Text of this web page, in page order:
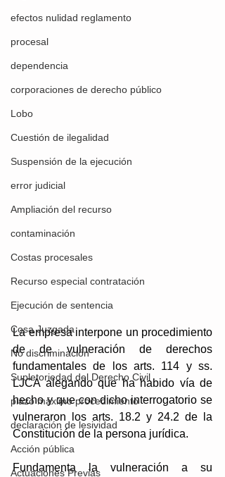
efectos nulidad reglamento
procesal
dependencia
corporaciones de derecho público
Lobo
Cuestión de ilegalidad
Suspensión de la ejecución
error judicial
Ampliación del recurso
contaminación
Costas procesales
Recurso especial contratación
Ejecución de sentencia
Cosa Juzgada
No discriminación
Supletoriedad del Derecho Civil
plazo máximo procedimiento
declaración de lesividad
Acción pública
Actuaciones Previas
La empresa interpone un procedimiento
de de vulneración de derechos
fundamentales de los arts. 114 y ss.
LJCA alegando que ha habido vía de
hecho y que con dicho interrogatorio se
vulneraron los arts. 18.2 y 24.2 de la
Constitución de la persona jurídica.
Fundamenta la vulneración a su